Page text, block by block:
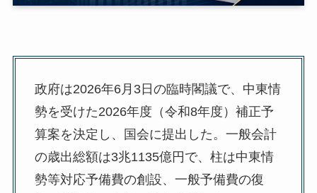
政府は2026年6月3日の臨時閣議で、中東情
勢を受けた2026年度（令和8年度）補正予
算案を決定し、国会に提出した。一般会計
の歳出総額は3兆1135億円で、柱は中東情
勢等対応予備費の創設、一般予備費の復